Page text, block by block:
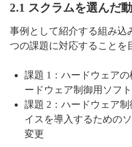
2.1 スクラムを選んだ
事例として紹介する組み込
つの課題に対応することを
課題 1：ハードウェア
ードウェア制御用ソフ
課題 2：ハードウェア
イスを導入するための
変更